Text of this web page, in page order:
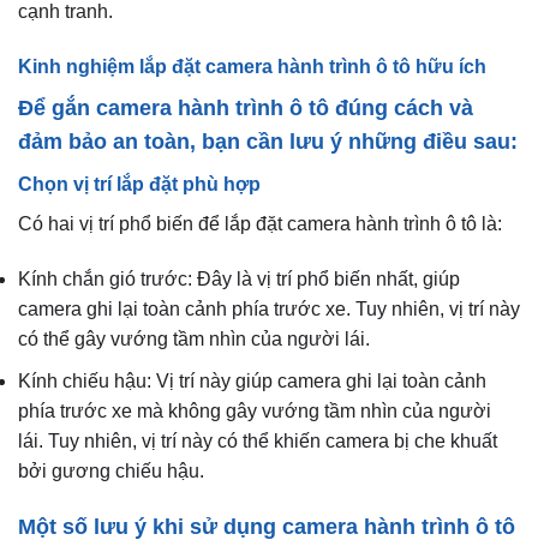
cạnh tranh.
Kinh nghiệm lắp đặt camera hành trình ô tô hữu ích
Để gắn camera hành trình ô tô đúng cách và
đảm bảo an toàn, bạn cần lưu ý những điều sau:
Chọn vị trí lắp đặt phù hợp
Có hai vị trí phổ biến để lắp đặt camera hành trình ô tô là:
Kính chắn gió trước: Đây là vị trí phổ biến nhất, giúp
camera ghi lại toàn cảnh phía trước xe. Tuy nhiên, vị trí này
có thể gây vướng tầm nhìn của người lái.
Kính chiếu hậu: Vị trí này giúp camera ghi lại toàn cảnh
phía trước xe mà không gây vướng tầm nhìn của người
lái. Tuy nhiên, vị trí này có thể khiến camera bị che khuất
bởi gương chiếu hậu.
Một số lưu ý khi sử dụng camera hành trình ô tô